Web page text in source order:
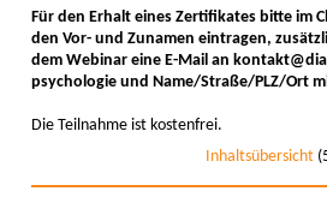
Für den Erhalt eines Zertifikates bitte im
den Vor- und Zunamen eintragen,
dem Webinar eine E-Mail an
psychologie und Name/Straße/PLZ/Ort
Die Teilnahme ist kostenfrei.
Inhaltsübersicht